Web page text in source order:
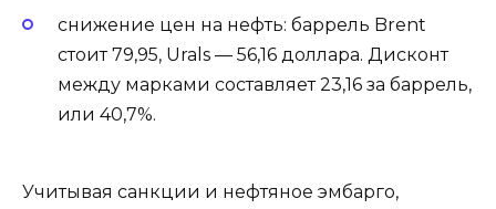
снижение цен на нефть: баррель Brent
стоит 79,95, Urals — 56,16 доллара. Дисконт
между марками составляет 23,16 за баррель,
или 40,7%.
Учитывая санкции и нефтяное эмбарго,